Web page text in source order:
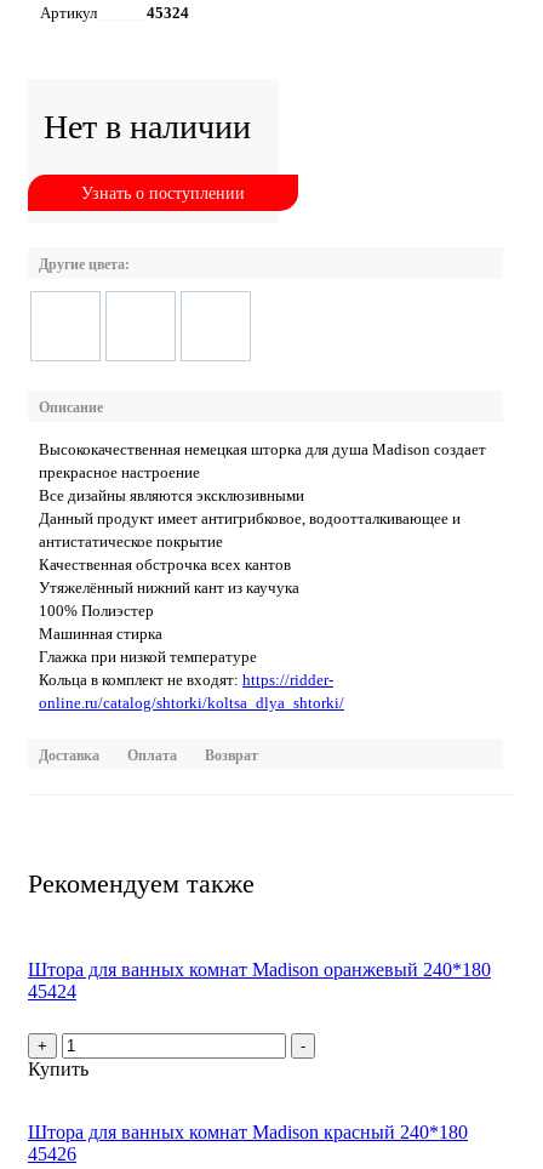
Артикул 45324
Нет в наличии
Узнать о поступлении
Другие цвета:
Описание
Высококачественная немецкая шторка для душа Madison создает
прекрасное настроение
Все дизайны являются эксклюзивными
Данный продукт имеет антигрибковое, водоотталкивающее и
антистатическое покрытие
Качественная обстрочка всех кантов
Утяжелённый нижний кант из каучука
100% Полиэстер
Машинная стирка
Глажка при низкой температуре
Кольца в комплект не входят: https://ridder-
online.ru/catalog/shtorki/koltsa_dlya_shtorki/
Доставка Оплата Возврат
Рекомендуем также
Штора для ванных комнат Madison оранжевый 240*180
45424
+ -
Купить
Штора для ванных комнат Madison красный 240*180
45426